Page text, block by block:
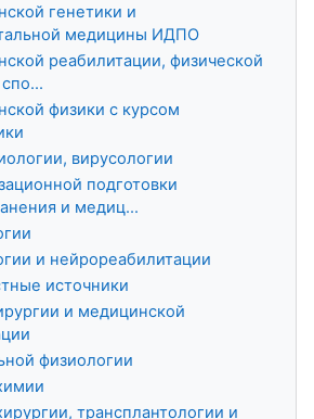
генетики и
медицины ИДПО
реабилитации, физической
физики с курсом
вирусологии
подготовки
и медиц...
и нейрореабилитации
источники
и медицинской
физиологии
трансплантологии и